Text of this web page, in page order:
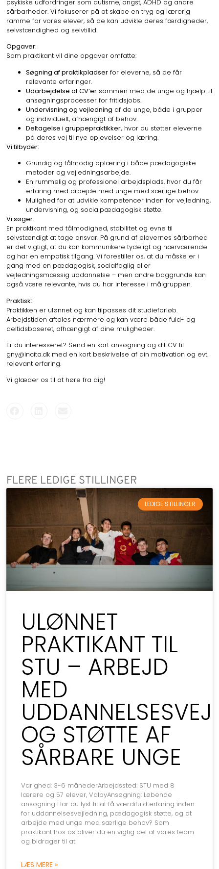
psykiske udfordringer som autisme, angst, ADHD og andre
sårbarheder. Vi fokuserer på at skabe en tryg og lærerig
ramme for vores elever, så de kan udvikle deres færdigheder,
selvstændighed og selvtillid.
Opgaver:
Som praktikant vil dine opgaver omfatte:
Søgning af praktikpladser for eleverne, så de får
relevante erfaringer.
Udarbejdelse af CV’er sammen med de unge og hjælp til
ansøgningsprocesser for fritidsjobs.
Undervisning og vejledning af de unge, både i grupper
og individuelt, afhængigt af behov.
Deltagelse i gruppepraktikker, hvor du støtter eleverne
på deres vej til nye oplevelser og læring.
Vi tilbyder:
Grundig og tålmodig oplæring i både pædagogiske
metoder og vejledningsarbejde.
En rummelig og professionel arbejdsplads, hvor du får
erfaring med arbejde med unge med særlige behov.
Mulighed for at udvikle kompetencer inden for vejledning,
undervisning, og socialpædagogisk støtte.
Vi søger:
En praktikant med tålmodighed, stabilitet og evne til
selvstændigt at tage ansvar. På grund af elevernes sårbarhed
er det vigtigt, at du kan kommunikere tydeligt og nærværende
og har en empatisk tilgang. Vi forestiller os, at du måske er i
gang med en pædagogisk, socialfaglig eller
vejledningsmæssig uddannelse – men andre baggrunde kan
også være relevante, hvis du har interesse i målgruppen.
Praktisk:
Praktikken er ulønnet og kan tilpasses dit studieforløb.
Arbejdstiden aftales nærmere og kan være både fuld- og
deltidsbaseret, afhængigt af dine muligheder.
Er du interesseret? Send en kort ansøgning og dit CV til
gny@incita.dk med en kort beskrivelse af din motivation og evt.
relevant erfaring.
Vi glæder os til at høre fra dig!
FLERE LEDIGE STILLINGER
LEDIGE STILLINGER
ULØNNET
PRAKTIKANT TIL
STU – ARBEJD
MED
OG STØTTE AF
SÅRBARE UNGE
Varighed: 3-6 månederArbejdssted: STU med 8
lærere og 57 elever, ValbyAnsøgning: Løbende
ansøgning Har du lyst til at få værdifuld erfaring inden
for uddannelsesvejledning, pædagogisk støtte, og at
arbejde med unge med særlige behov? Som
praktikant hos os bliver du en vigtig del af vores team
og bidrager til at
LÆS MERE »